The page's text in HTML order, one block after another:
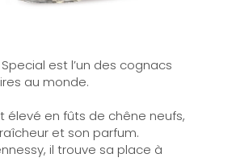
est l’un des cognacs
au monde.
élevé en fûts de chêne neufs,
et son parfum.
il trouve sa place à